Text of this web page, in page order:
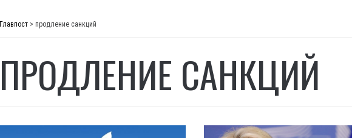
Главпост > продление санкций
ПРОДЛЕНИЕ САНКЦИЙ